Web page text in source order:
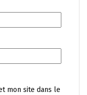
mon site dans le